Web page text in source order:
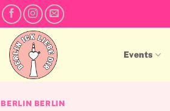
Events
BERLIN BERLIN